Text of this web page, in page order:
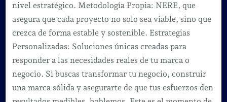
nivel estratégico. Metodología Propia: NERE, que
asegura que cada proyecto no solo sea viable, sino que
crezca de forma estable y sostenible. Estrategias
Personalizadas: Soluciones únicas creadas para
responder a las necesidades reales de tu marca o
negocio. Si buscas transformar tu negocio, construir
una marca sólida y asegurarte de que tus esfuerzos den